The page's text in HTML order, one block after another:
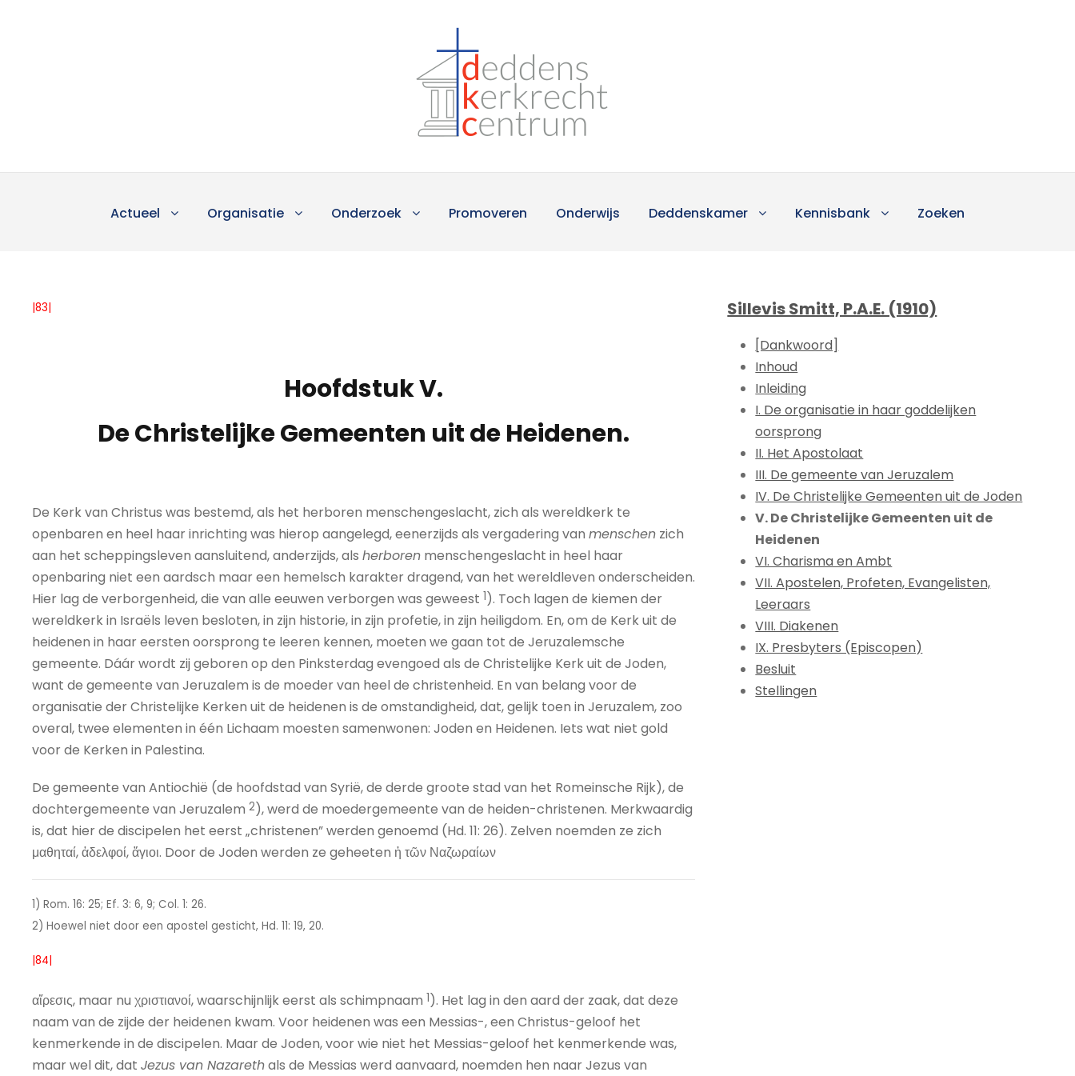
Actueel Organisatie Onderzoek Promoveren Onderwijs Deddenskamer Kennisbank Zoeken
|83|
Hoofdstuk V.
De Christelijke Gemeenten uit de Heidenen.
De Kerk van Christus was bestemd, als het herboren menschengeslacht, zich als wereldkerk te
openbaren en heel haar inrichting was hierop aangelegd, eenerzijds als vergadering van menschen zich
aan het scheppingsleven aansluitend, anderzijds, als herboren menschengeslacht in heel haar
openbaring niet een aardsch maar een hemelsch karakter dragend, van het wereldleven onderscheiden.
Hier lag de verborgenheid, die van alle eeuwen verborgen was geweest 1). Toch lagen de kiemen der
wereldkerk in Israëls leven besloten, in zijn historie, in zijn profetie, in zijn heiligdom. En, om de Kerk uit de
heidenen in haar eersten oorsprong te leeren kennen, moeten we gaan tot de Jeruzalemsche
gemeente. Dáár wordt zij geboren op den Pinksterdag evengoed als de Christelijke Kerk uit de Joden,
want de gemeente van Jeruzalem is de moeder van heel de christenheid. En van belang voor de
organisatie der Christelijke Kerken uit de heidenen is de omstandigheid, dat, gelijk toen in Jeruzalem, zoo
overal, twee elementen in één Lichaam moesten samenwonen: Joden en Heidenen. Iets wat niet gold
voor de Kerken in Palestina.
De gemeente van Antiochië (de hoofdstad van Syrië, de derde groote stad van het Romeinsche Rijk), de
dochtergemeente van Jeruzalem 2), werd de moedergemeente van de heiden-christenen. Merkwaardig
is, dat hier de discipelen het eerst „christenen” werden genoemd (Hd. 11: 26). Zelven noemden ze zich
μαθηταί, ἀδελφοί, ἅγιοι. Door de Joden werden ze geheeten ἡ τῶν Ναζωραίων
1) Rom. 16: 25; Ef. 3: 6, 9; Col. 1: 26.
2) Hoewel niet door een apostel gesticht, Hd. 11: 19, 20.
|84|
αἵρεσις, maar nu χριστιανοί, waarschijnlijk eerst als schimpnaam 1). Het lag in den aard der zaak, dat deze
naam van de zijde der heidenen kwam. Voor heidenen was een Messias-, een Christus-geloof het
kenmerkende in de discipelen. Maar de Joden, voor wie niet het Messias-geloof het kenmerkende was,
maar wel dit, dat Jezus van Nazarethals de Messias werd aanvaard, noemden hen naar Jezus van
Sillevis Smitt, P.A.E. (1910)
[Dankwoord]
Inhoud
Inleiding
I. De organisatie in haar goddelijken
oorsprong
II. Het Apostolaat
III. De gemeente van Jeruzalem
IV. De Christelijke Gemeenten uit de Joden
V. De Christelijke Gemeenten uit de
Heidenen
VI. Charisma en Ambt
VII. Apostelen, Profeten, Evangelisten,
Leeraars
VIII. Diakenen
IX. Presbyters (Episcopen)
Besluit
Stellingen